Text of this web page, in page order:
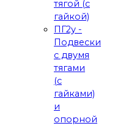
тягой (с
гайкой)
ПГ2у -
Подвески
с двумя
тягами
(с
гайками)
и
опорной